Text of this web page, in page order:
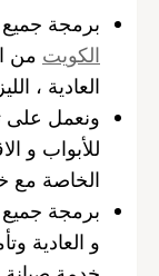
برمجة جميع
الكويت من
العادية ،
ونعمل على
للأبواب و
الخاصة مع
برمجة جميع
و العادية